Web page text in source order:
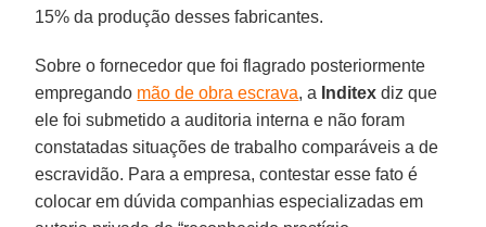
15% da produção desses fabricantes.
Sobre o fornecedor que foi flagrado posteriormente
empregando mão de obra escrava, a Inditex diz que
ele foi submetido a auditoria interna e não foram
constatadas situações de trabalho comparáveis a de
escravidão. Para a empresa, contestar esse fato é
colocar em dúvida companhias especializadas em